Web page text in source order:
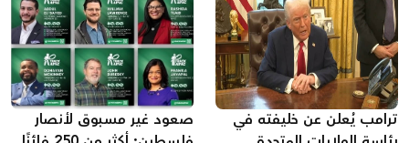
ترامب يُعلن عن خليفته في
صعود غير مسبوق لأنصار